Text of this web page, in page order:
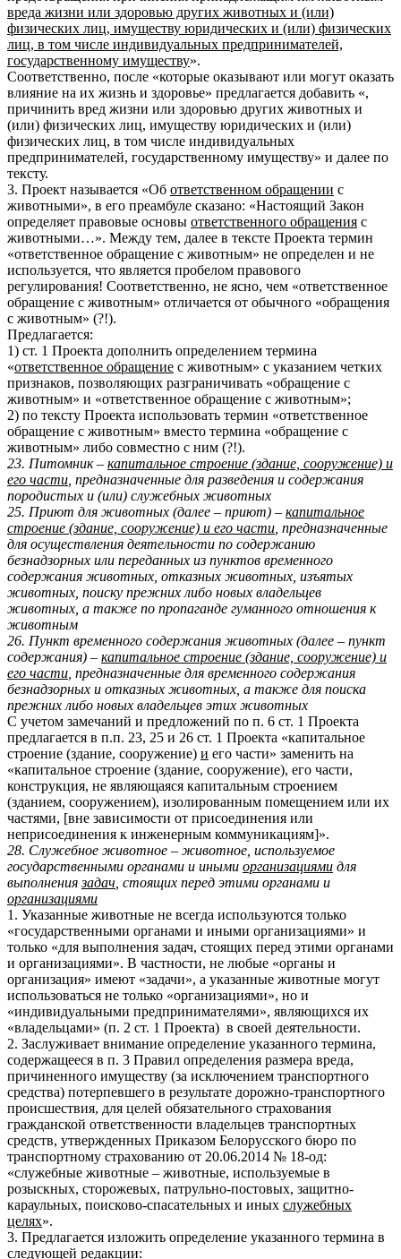
вреда жизни или здоровью других животных и (или)
физических лиц, имуществу юридических и (или) физических
лиц, в том числе индивидуальных предпринимателей,
государственному имуществу».
Соответственно, после «которые оказывают или могут оказать
влияние на их жизнь и здоровье» предлагается добавить «,
причинить вред жизни или здоровью других животных и
(или) физических лиц, имуществу юридических и (или)
физических лиц, в том числе индивидуальных
предпринимателей, государственному имуществу» и далее по
тексту.
3. Проект называется «Об ответственном обращении с
животными», в его преамбуле сказано: «Настоящий Закон
определяет правовые основы ответственного обращения с
животными…». Между тем, далее в тексте Проекта термин
«ответственное обращение с животным» не определен и не
используется, что является пробелом правового
регулирования! Соответственно, не ясно, чем «ответственное
обращение с животным» отличается от обычного «обращения
с животным» (?!).
Предлагается:
1) ст. 1 Проекта дополнить определением термина
«ответственное обращение с животным» с указанием четких
признаков, позволяющих разграничивать «обращение с
животным» и «ответственное обращение с животным»;
2) по тексту Проекта использовать термин «ответственное
обращение с животным» вместо термина «обращение с
животным» либо совместно с ним (?!).
23. Питомник – капитальное строение (здание, сооружение) и
его части , предназначенные для разведения и содержания
породистых и (или) служебных животных
25. Приют для животных (далее – приют) – капитальное
строение (здание, сооружение) и его части , предназначенные
для осуществления деятельности по содержанию
безнадзорных или переданных из пунктов временного
содержания животных, отказных животных, изъятых
животных, поиску прежних либо новых владельцев
животных, а также по пропаганде гуманного отношения к
животным
26. Пункт временного содержания животных (далее – пункт
содержания) – капитальное строение (здание, сооружение) и
его части , предназначенные для временного содержания
безнадзорных и отказных животных, а также для поиска
прежних либо новых владельцев этих животных
С учетом замечаний и предложений по п. 6 ст. 1 Проекта
предлагается в п.п. 23, 25 и 26 ст. 1 Проекта «капитальное
строение (здание, сооружение) и его части» заменить на
«капитальное строение (здание, сооружение), его части,
конструкция, не являющаяся капитальным строением
(зданием, сооружением), изолированным помещением или их
частями, [вне зависимости от присоединения или
неприсоединения к инженерным коммуникациям]».
28. Служебное животное – животное, используемое
государственными органами и иными организациями для
выполнениязадач , стоящих перед этими органами и
организациями
1. Указанные животные не всегда используются только
«государственными органами и иными организациями» и
только «для выполнения задач, стоящих перед этими органами
и организациями». В частности, не любые «органы и
организация» имеют «задачи», а указанные животные могут
использоваться не только «организациями», но и
«индивидуальными предпринимателями», являющихся их
«владельцами» (п. 2 ст. 1 Проекта) в своей деятельности.
2. Заслуживает внимание определение указанного термина,
содержащееся в п. 3 Правил определения размера вреда,
причиненного имуществу (за исключением транспортного
средства) потерпевшего в результате дорожно-транспортного
происшествия, для целей обязательного страхования
гражданской ответственности владельцев транспортных
средств, утвержденных Приказом Белорусского бюро по
транспортному страхованию от 20.06.2014 № 18-од:
«служебные животные – животные, используемые в
розыскных, сторожевых, патрульно-постовых, защитно-
караульных, поисково-спасательных и иных служебных
целях».
3. Предлагается изложить определение указанного термина в
следующей редакции: